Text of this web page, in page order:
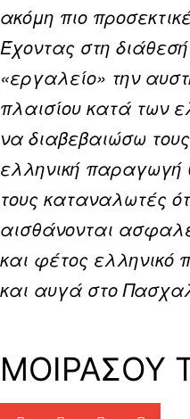
ακόμη πιο
Έχοντας στη
«εργαλείο» την
πλαισίου κατά των
να διαβεβαιώσω
ελληνική παραγωγή
τους καταναλωτές
αισθάνονται
και φέτος ελληνικό
και αυγά στο
ΜΟΙΡΑΣΟΥ